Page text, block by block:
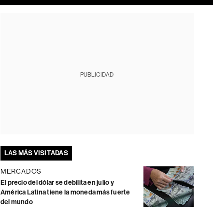
PUBLICIDAD
LAS MÁS VISITADAS
MERCADOS
El precio del dólar se debilita en julio y
América Latina tiene la moneda más fuerte
del mundo